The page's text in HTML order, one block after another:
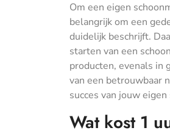
Om een eigen
belangrijk om een
duidelijk beschrijft.
starten van een
producten, evenals in
van een betrouwbaar
succes van jouw
Wat kost 1